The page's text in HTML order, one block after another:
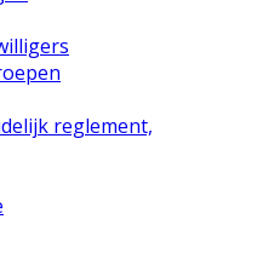
reglement,